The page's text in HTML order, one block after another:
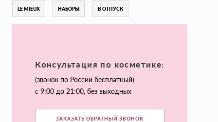
LE MIEUX НАБОРЫ В ОТПУСК
Консультация по косметике:
(звонок по России бесплатный)
с 9:00 до 21:00, без выходных
ЗАКАЗАТЬ ОБРАТНЫЙ ЗВОНОК